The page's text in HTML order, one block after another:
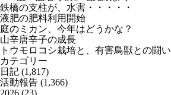
鉄橋の支柱が、水害・・・・・
液肥の肥料利用開始
庭のミカン、今年はどうかな？
山辛唐辛子の成長
トウモロコシ栽培と、有害鳥獣との闘い
カテゴリー
日記 (1,817)
活動報告 (1,366)
2026 (23)